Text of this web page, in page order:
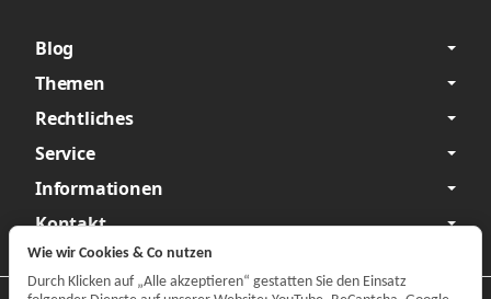
Blog
Themen
Rechtliches
Service
Informationen
Kontakt
Wie wir Cookies & Co nutzen
Durch Klicken auf „Alle akzeptieren“ gestatten Sie den Einsatz